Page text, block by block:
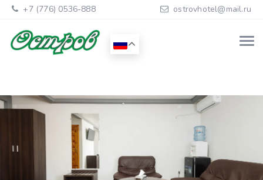
+7 (776) 0536-888 ostrovhotel@mail.ru